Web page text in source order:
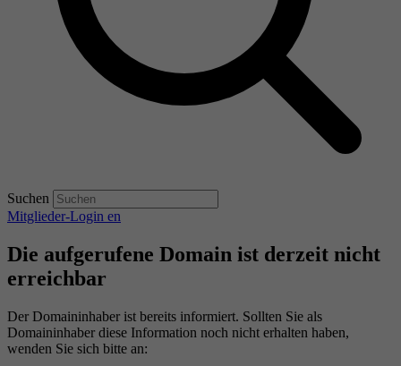
Suchen
Mitglieder-Login en
Die aufgerufene Domain ist derzeit nicht
erreichbar
Der Domaininhaber ist bereits informiert. Sollten Sie als
Domaininhaber diese Information noch nicht erhalten haben,
wenden Sie sich bitte an: